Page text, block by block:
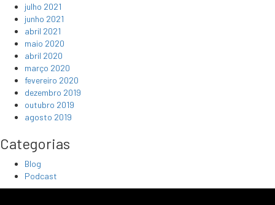
julho 2021
junho 2021
abril 2021
maio 2020
abril 2020
março 2020
fevereiro 2020
dezembro 2019
outubro 2019
agosto 2019
Categorias
Blog
Podcast